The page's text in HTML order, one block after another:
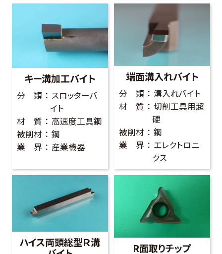
キー溝加工バイト
分 類
スロッターバ
イト
材 質
高速度工具鋼
被削材
鋼
業 界
産業機器
端面溝入れバイト
分 類
溝入れバイト
材 質
切削工具用超
硬
被削材
鋼
業 界
エレクトロニ
クス
ハイス両頭総型Ｒ溝 R面取りチップ